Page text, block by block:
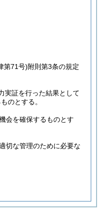
第71号)附則第3条の規定
実証を行った結果として
のとする。
会を確保するものとす
切な管理のために必要な